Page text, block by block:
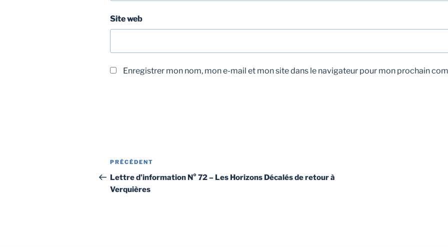
Site web
Enregistrer mon nom, mon e-mail et mon site dans le navigateur pour mon prochain
PRÉCÉDENT
Lettre d’information N° 72 – Les Horizons Décalés de retour à
Verquières